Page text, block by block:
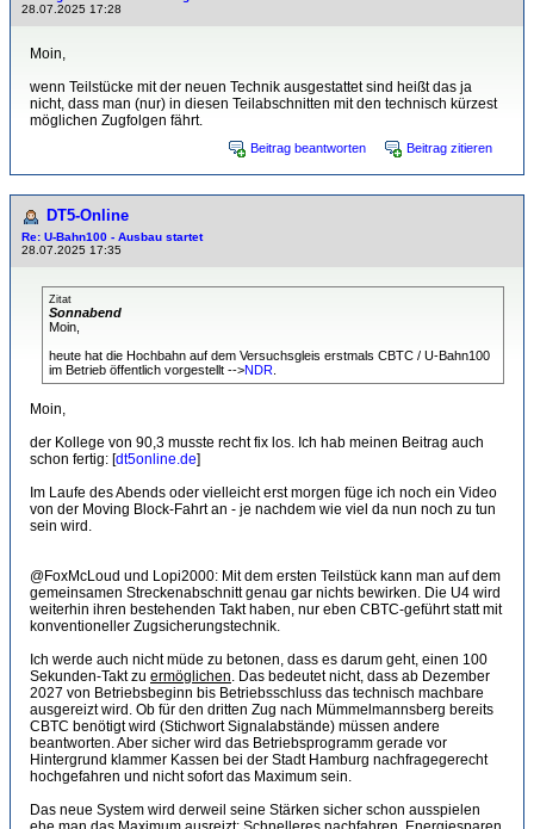
28.07.2025 17:28
Moin,
wenn Teilstücke mit der neuen Technik ausgestattet sind heißt das ja
nicht, dass man (nur) in diesen Teilabschnitten mit den technisch kürzest
möglichen Zugfolgen fährt.
Beitrag beantworten Beitrag zitieren
DT5-Online
Re: U-Bahn100 - Ausbau startet
28.07.2025 17:35
Zitat
Sonnabend
Moin,
heute hat die Hochbahn auf dem Versuchsgleis erstmals CBTC / U-Bahn100
im Betrieb öffentlich vorgestellt -->NDR
Moin,
der Kollege von 90,3 musste recht fix los. Ich hab meinen Beitrag auch
schon fertig: [dt5online.de]
Im Laufe des Abends oder vielleicht erst morgen füge ich noch ein Video
von der Moving Block-Fahrt an - je nachdem wie viel da nun noch zu tun
sein wird.
@FoxMcLoud und Lopi2000: Mit dem ersten Teilstück kann man auf dem
gemeinsamen Streckenabschnitt genau gar nichts bewirken. Die U4 wird
weiterhin ihren bestehenden Takt haben, nur eben CBTC-geführt statt mit
konventioneller Zugsicherungstechnik.
Ich werde auch nicht müde zu betonen, dass es darum geht, einen 100
Sekunden-Takt zu ermöglichen. Das bedeutet nicht, dass ab Dezember
2027 von Betriebsbeginn bis Betriebsschluss das technisch machbare
ausgereizt wird. Ob für den dritten Zug nach Mümmelmannsberg bereits
CBTC benötigt wird (Stichwort Signalabstände) müssen andere
beantworten. Aber sicher wird das Betriebsprogramm gerade vor
Hintergrund klammer Kassen bei der Stadt Hamburg nachfragegerecht
hochgefahren und nicht sofort das Maximum sein.
Das neue System wird derweil seine Stärken sicher schon ausspielen